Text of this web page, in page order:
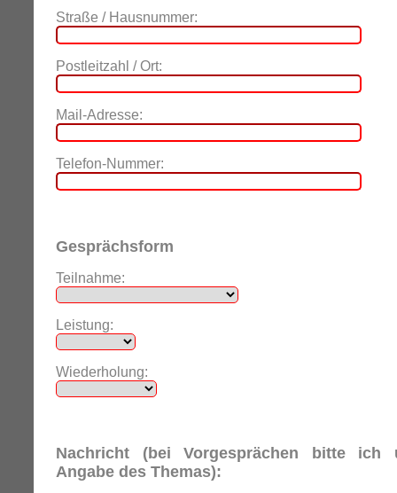
Straße / Hausnummer:
Postleitzahl / Ort:
Mail-Adresse:
Telefon-Nummer:
Gesprächsform
Teilnahme:
Leistung:
Wiederholung:
Nachricht (bei Vorgesprächen bitte ich
Angabe des Themas):